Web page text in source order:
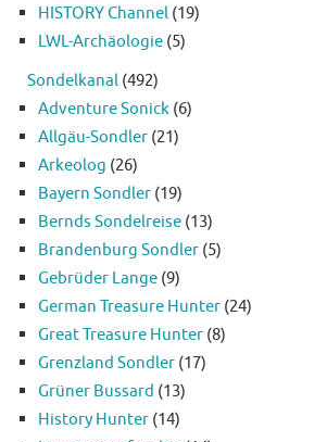
HISTORY Channel (19)
LWL-Archäologie (5)
Sondelkanal (492)
Adventure Sonick (6)
Allgäu-Sondler (21)
Arkeolog (26)
Bayern Sondler (19)
Bernds Sondelreise (13)
Brandenburg Sondler (5)
Gebrüder Lange (9)
German Treasure Hunter (24)
Great Treasure Hunter (8)
Grenzland Sondler (17)
Grüner Bussard (13)
History Hunter (14)